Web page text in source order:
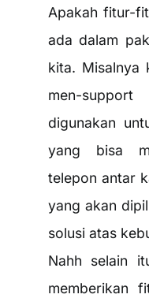
Apakah fitur-
ada dalam
kita. Misalnya
men-
digunakan
yang bisa
telepon antar
yang akan
solusi atas
Nahh selain
memberikan